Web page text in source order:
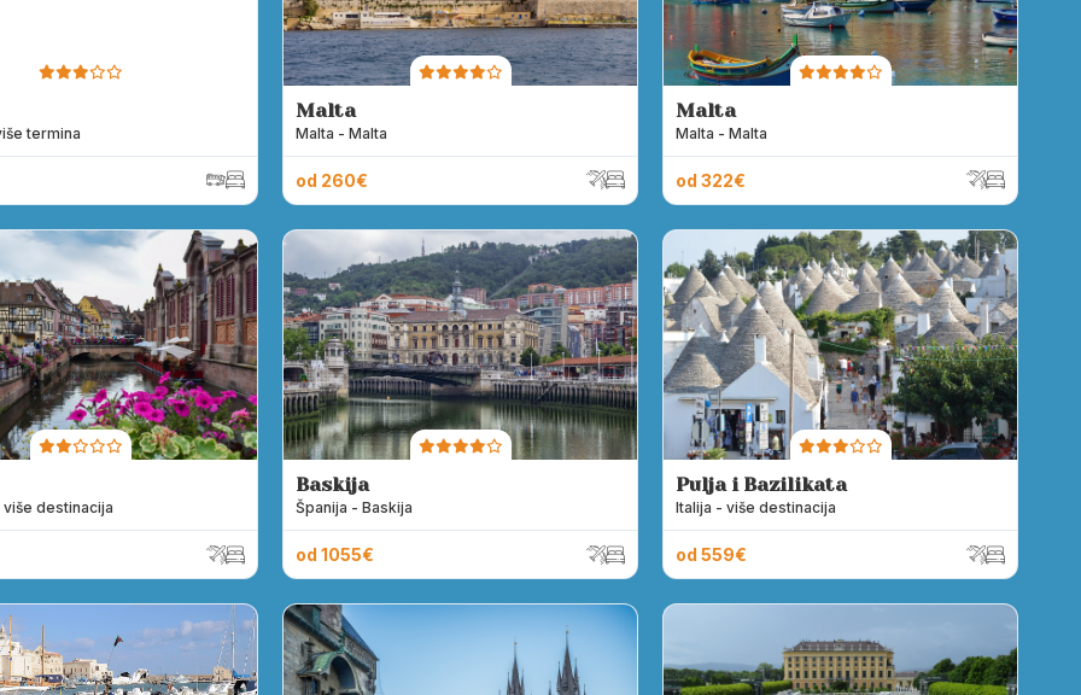
termina
Malta
Malta - Malta
od 260€
Malta
Malta - Malta
od 322€
destinacija
Baskija
Španija - Baskija
od 1055€
Pulja i Bazilikata
Italija - više destinacija
od 559€